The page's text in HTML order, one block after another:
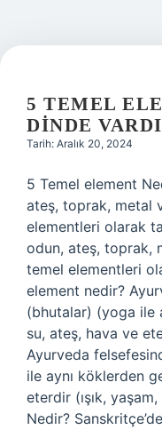
5 TEMEL
DINDE
Tarih: Aralık 20, 2024
5 Temel element
ateş, toprak, metal
elementleri olarak
odun, ateş, toprak,
temel elementleri
element nedir?
(bhutalar) (yoga ile
su, ateş, hava ve
Ayurveda
ile aynı köklerden
eterdir (ışık,
Nedir?